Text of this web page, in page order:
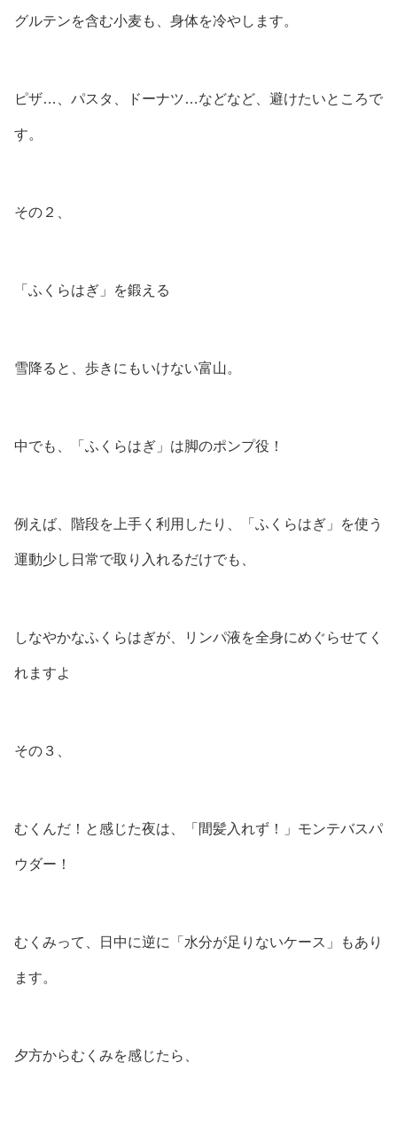
グルテンを含む小麦も、身体を冷やします。
ピザ…、パスタ、ドーナツ…などなど、避けたいところで
す。
その２、
「ふくらはぎ」を鍛える
雪降ると、歩きにもいけない富山。
中でも、「ふくらはぎ」は脚のポンプ役！
例えば、階段を上手く利用したり、「ふくらはぎ」を使う
運動少し日常で取り入れるだけでも、
しなやかなふくらはぎが、リンパ液を全身にめぐらせてく
れますよ
その３、
むくんだ！と感じた夜は、「間髪入れず！」モンテバスパ
ウダー！
むくみって、日中に逆に「水分が足りないケース」もあり
ます。
夕方からむくみを感じたら、